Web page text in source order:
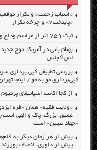
«اسباب زحمت» و تکرار
«پایتخت۷» و چرخه تکرار
ثبت ۷۵۹ اثر از مراسم وداع و تشییع رهبر شهید انقلاب
بهنام بانی در آمریکا: موج
لس‌آنجلس
بررسی تطبیقی کپی برداری
کپی‌برداری مو به مو / اینجا
از کجا اکانت اسپاتیفای پرمیوم بخریم؟ معرفی
«ولایت فقیه» همان «فره
عمیق، بزرگ، پاک و الهی
«جهاد تبیین» است
بیش از هر زمان دیگر به
پیش از داوری، انصاف بورزند